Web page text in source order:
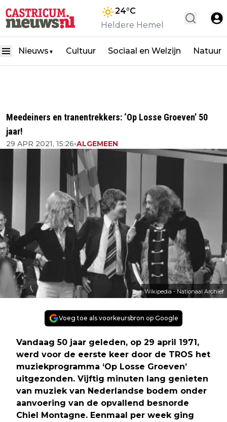
24°C
Heldere Hemel
Nieuws ▼ Cultuur Sociaal en Welzijn Natuur
Meedeiners en tranentrekkers: ‘Op Losse Groeven’ 50
jaar!
29 APR 2021, 15:26•ALGEMEEN
Wikipedia - Nationaal Archief
Voeg toe als voorkeursbron op Google
Vandaag 50 jaar geleden, op 29 april 1971,
werd voor de eerste keer door de TROS het
muziekprogramma ‘Op Losse Groeven’
uitgezonden. Vijftig minuten lang genieten
van muziek van Nederlandse bodem onder
aanvoering van de opvallend besnorde
Chiel Montagne. Eenmaal per week ging